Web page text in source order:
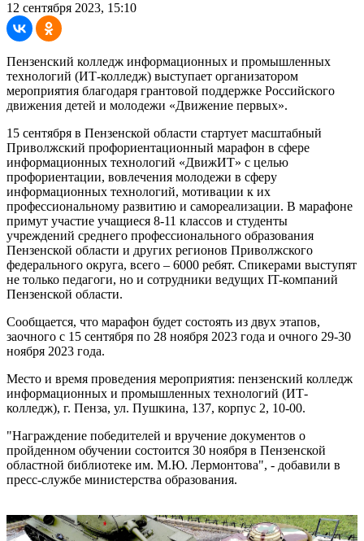
12 сентября 2023, 15:10
Пензенский колледж информационных и промышленных
технологий (ИТ-колледж) выступает организатором
мероприятия благодаря грантовой поддержке Российского
движения детей и молодежи «Движение первых».
15 сентября в Пензенской области стартует масштабный
Приволжский профориентационный марафон в сфере
информационных технологий «ДвижИТ» с целью
профориентации, вовлечения молодежи в сферу
информационных технологий, мотивации к их
профессиональному развитию и самореализации. В марафоне
примут участие учащиеся 8-11 классов и студенты
учреждений среднего профессионального образования
Пензенской области и других регионов Приволжского
федерального округа, всего – 6000 ребят. Спикерами выступят
не только педагоги, но и сотрудники ведущих IT-компаний
Пензенской области.
Сообщается, что марафон будет состоять из двух этапов,
заочного с 15 сентября по 28 ноября 2023 года и очного 29-30
ноября 2023 года.
Место и время проведения мероприятия: пензенский колледж
информационных и промышленных технологий (ИТ-
колледж), г. Пенза, ул. Пушкина, 137, корпус 2, 10-00.
"Награждение победителей и вручение документов о
пройденном обучении состоится 30 ноября в Пензенской
областной библиотеке им. М.Ю. Лермонтова", - добавили в
пресс-службе министерства образования.